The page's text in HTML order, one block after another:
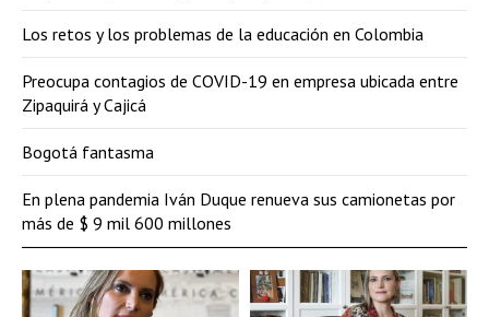
Los retos y los problemas de la educación en Colombia
Preocupa contagios de COVID-19 en empresa ubicada entre
Zipaquirá y Cajicá
Bogotá fantasma
En plena pandemia Iván Duque renueva sus camionetas por
más de $ 9 mil 600 millones